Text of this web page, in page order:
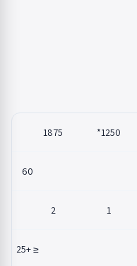
1250*
1875
60
1
2
≤ +25